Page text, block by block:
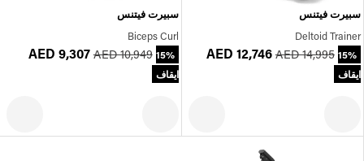
سبيرت فيتنس
Deltoid Trainer
AED 12,746 AED 14,995 15%
ايقاف
سبيرت فيتنس
Biceps Curl
AED 9,307 AED 10,949 15%
ايقاف